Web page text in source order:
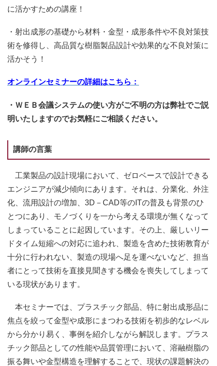
に活かすための講座！
・射出成形の基礎から材料・金型・成形条件や不良対策技
術を修得し、高品質な樹脂製品設計や効果的な不良対策に
活かそう！
オンラインセミナーの詳細はこちら：
・ＷＥＢ会議システムの使い方がご不明の方は弊社でご説
明いたしますのでお気軽にご相談ください。
講師の言葉
工業製品の設計現場において、ゼロベースで設計できる
エンジニアが減少傾向にあります。それは、分業化、外注
化、流用設計の増加、3D－CAD等のITの普及も背景のひ
とつにあり、モノづくりを一から考える環境が無くなって
しまっていることに起因しています。その上、厳しいリー
ドタイム短縮への対応に追われ、製造を含めた技術教育が
十分に行われない、製造の現場へ足を運べないなど、担当
者にとって技術を直接見聞きする機会を喪失してしまって
いる現状があります。
本セミナーでは、プラスチック部品、特に射出成形品に
焦点を絞って金型や成形にまつわる技術を初歩的なレベル
から分かり易く、事例を紹介しながら解説します。プラス
チック部品としての性能や品質管理において、溶融樹脂の
振る舞いや金型構造を理解することで、現状の課題解決の